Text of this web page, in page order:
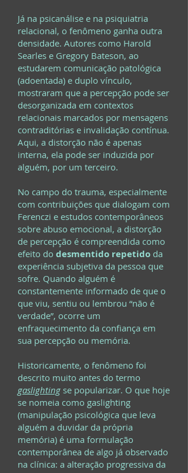
Já na psicanálise e na psiquiatria
relacional, o fenômeno ganha outra
densidade. Autores como Harold
Searles e Gregory Bateson, ao
estudarem comunicação patológica
(adoentada) e duplo vínculo,
mostraram que a percepção pode ser
desorganizada em contextos
relacionais marcados por mensagens
contraditórias e invalidação contínua.
Aqui, a distorção não é apenas
interna, ela pode ser induzida por
alguém, por um terceiro.
No campo do trauma, especialmente
com contribuições que dialogam com
Ferenczi e estudos contemporâneos
sobre abuso emocional, a distorção
de percepção é compreendida como
efeito do desmentido repetido da
experiência subjetiva da pessoa que
sofre. Quando alguém é
constantemente informado de que o
que viu, sentiu ou lembrou “não é
verdade”, ocorre um
enfraquecimento da confiança em
sua percepção ou memória.
Historicamente, o fenômeno foi
descrito muito antes do termo
gaslighting se popularizar. O que hoje
se nomeia como gaslighting
(manipulação psicológica que leva
alguém a duvidar da própria
memória) é uma formulação
contemporânea de algo já observado
na clínica: a alteração progressiva da